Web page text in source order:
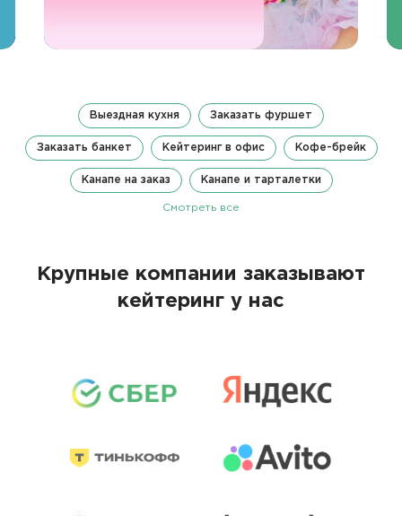
Выездная кухня Заказать фуршет
Заказать банкет Кейтеринг в офис Кофе-брейк
Канапе на заказ Канапе и тарталетки
Смотреть все
Крупные компании заказывают
кейтеринг у нас